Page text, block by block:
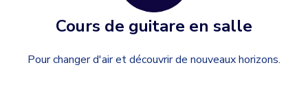
Cours de guitare en salle
Pour changer d'air et découvrir de nouveaux horizons.